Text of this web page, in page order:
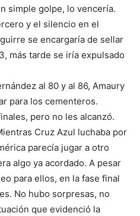
simple golpe, lo vencería.
y el silencio en el
se encargaría de sellar
más tarde se iría expulsado
al 80 y al 86, Amaury
para los cementeros.
pero no les alcanzó.
Cruz Azul luchaba por
parecía jugar a otro
algo ya acordado. A pesar
para ellos, en la fase final
No hubo sorpresas, no
que evidenció la